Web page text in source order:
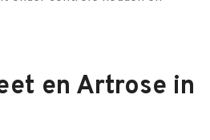
en Artrose in